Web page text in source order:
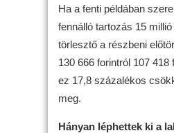
Ha a fenti példában
fennálló tartozás 15
törlesztő a részbeni
130 666 forintról 107 418
ez 17,8 százalékos
meg.
Hányan léphettek ki a